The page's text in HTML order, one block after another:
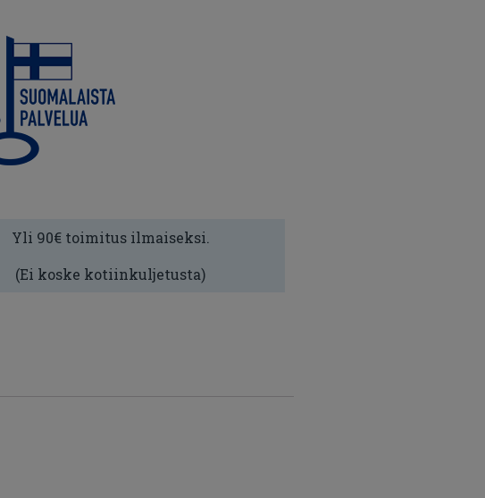
Yli 90€ toimitus ilmaiseksi.
(Ei koske kotiinkuljetusta)